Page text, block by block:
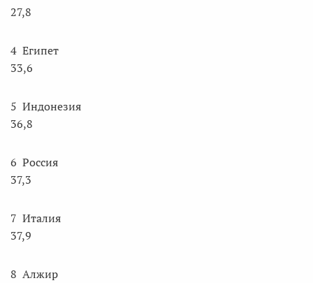
27,8
4 Египет
33,6
5 Индонезия
36,8
6 Россия
37,3
7 Италия
37,9
8 Алжир